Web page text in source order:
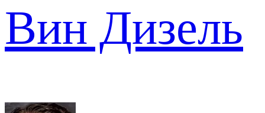
Вин Дизель